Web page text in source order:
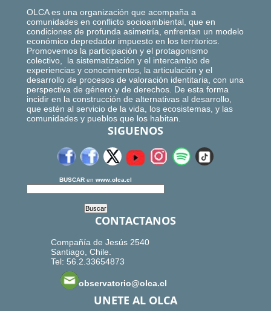
OLCA es una organización que acompaña a
comunidades en conflicto socioambiental, que en
condiciones de profunda asimetría, enfrentan un modelo
económico depredador impuesto en los territorios.
Promovemos la participación y el protagonismo
colectivo, la sistematización y el intercambio de
experiencias y conocimientos, la articulación y el
desarrollo de procesos de valoración identitaria, con una
perspectiva de género y de derechos. De esta forma
incidir en la construcción de alternativas al desarrollo,
que estén al servicio de la vida, los ecosistemas, y las
comunidades y pueblos que los habitan.
SIGUENOS
BUSCAR en www.olca.cl
CONTACTANOS
Compañía de Jesús 2540
Santiago, Chile.
Tel: 56.2.33654873
observatorio@olca.cl
UNETE AL OLCA